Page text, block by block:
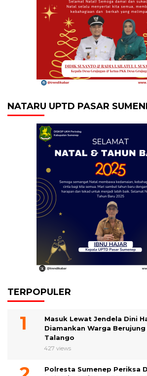
NATARU UPTD PASAR
TERPOPULER
Masuk Lewat Jendela Dini
Diamankan Warga
Talango
427 views
Polresta Sumenep Periksa